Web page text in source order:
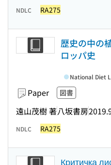
NDLC RA275
歴史の中の
ロッパ史
Paper 図書
遠山茂樹 著八坂書房
National Diet
NDLC RA275
Критичка